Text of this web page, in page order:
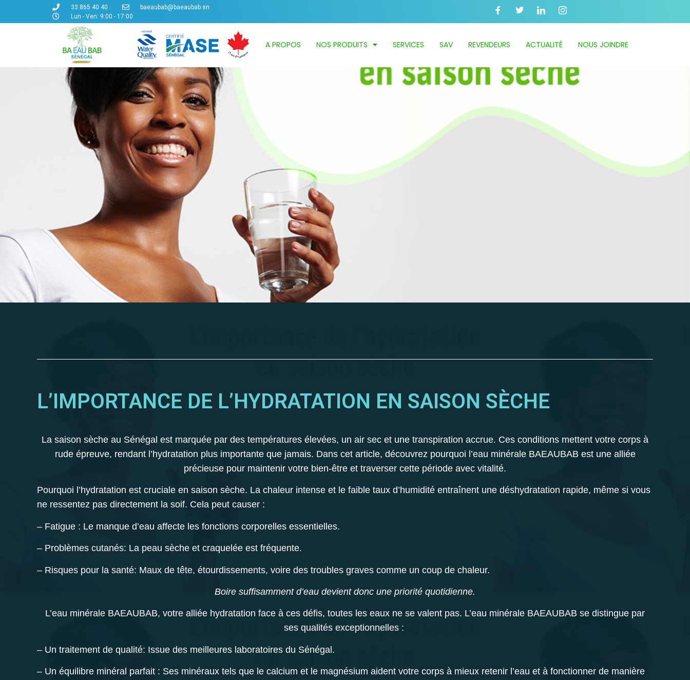
33 865 40 40
baeaubab@baeaubab.sn
Lun - Ven: 9:00 - 17:00
A PROPOS NOS PRODUITS SERVICES SAV REVENDEURS ACTUALITÉ NOUS JOINDRE
L’IMPORTANCE DE L’HYDRATATION EN SAISON SÈCHE
La saison sèche au Sénégal est marquée par des températures élevées, un air sec et une transpiration accrue. Ces conditions mettent votre corps à
rude épreuve, rendant l’hydratation plus importante que jamais. Dans cet article, découvrez pourquoi l’eau minérale BAEAUBAB est une alliée
précieuse pour maintenir votre bien-être et traverser cette période avec vitalité.
Pourquoi l’hydratation est cruciale en saison sèche. La chaleur intense et le faible taux d’humidité entraînent une déshydratation rapide, même si vous
ne ressentez pas directement la soif. Cela peut causer :
– Fatigue : Le manque d’eau affecte les fonctions corporelles essentielles.
– Problèmes cutanés: La peau sèche et craquelée est fréquente.
– Risques pour la santé: Maux de tête, étourdissements, voire des troubles graves comme un coup de chaleur.
Boire suffisamment d’eau devient donc une priorité quotidienne.
L’eau minérale BAEAUBAB, votre alliée hydratation face à ces défis, toutes les eaux ne se valent pas. L’eau minérale BAEAUBAB se distingue par
ses qualités exceptionnelles :
– Un traitement de qualité: Issue des meilleures laboratoires du Sénégal.
– Un équilibre minéral parfait : Ses minéraux tels que le calcium et le magnésium aident votre corps à mieux retenir l’eau et à fonctionner de manière